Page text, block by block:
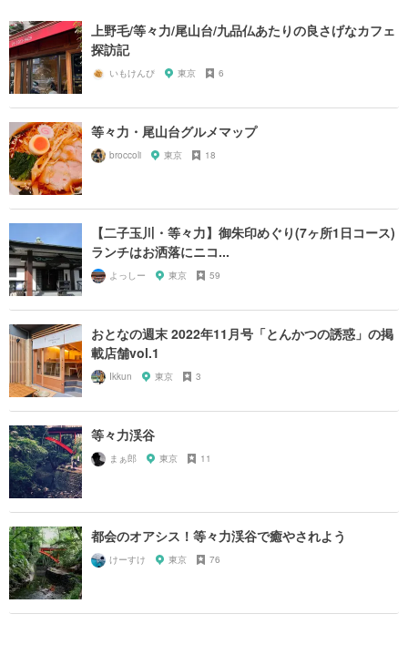
上野毛/等々力/尾山台/九品仏あたりの良さげなカフェ
探訪記
いもけんぴ 東京 6
等々力・尾山台グルメマップ
broccoli 東京 18
【二子玉川・等々力】御朱印めぐり(7ヶ所1日コース)
ランチはお洒落にニコ...
よっしー 東京 59
おとなの週末 2022年11月号「とんかつの誘惑」の掲
載店舗vol.1
Ikkun 東京 3
等々力渓谷
まぁ郎 東京 11
都会のオアシス！等々力渓谷で癒やされよう
けーすけ 東京 76